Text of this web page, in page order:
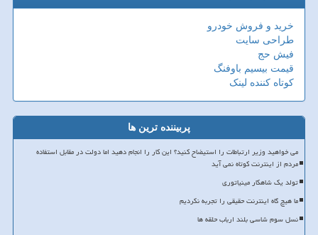
خرید و فروش خودرو
طراحی سایت
فیش حج
قیمت بیسیم باوفنگ
کوتاه کننده لینک
پربیننده ترین ها
می خواهید وزیر ارتباطات را استیضاح کنید؟ این کار را انجام دهید اما دولت در مقابل استفاده
مردم از اینترنت کوتاه نمی آید
تولد یک شاهکار مینیاتوری
ما هیچ گاه اینترنت حقیقی را تجربه نکردیم
نسل سوم شاسی بلند ارباب حلقه ها